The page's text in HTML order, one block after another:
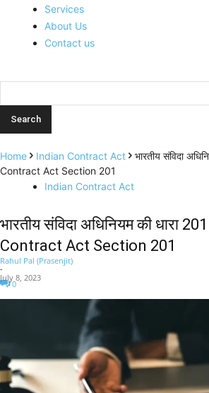
Services
About Us
Contact us
Home Indian Contract Act
भारतीय संविदा
Contract Act Section 201
Indian Contract Act
भारतीय संविदा अधिनियम की धारा
Contract Act Section 201
Rahul Pal (Prasenjit)
-
July 8, 2023
0